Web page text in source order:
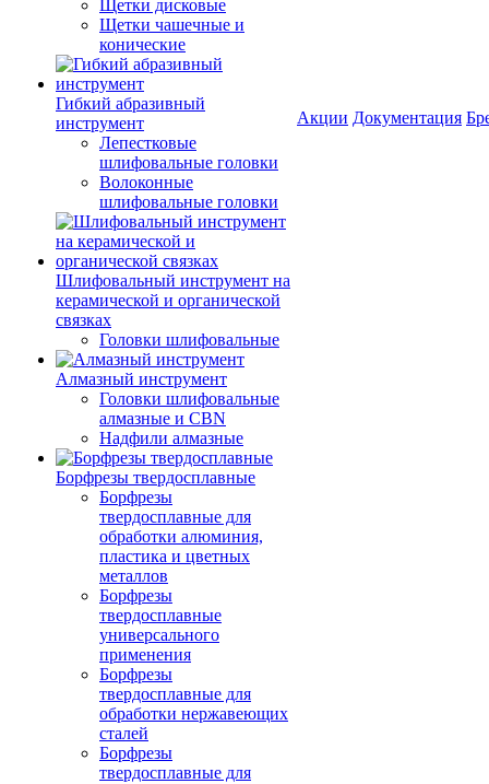
Щетки дисковые
Щетки чашечные и
конические
Гибкий абразивный
инструмент
Лепестковые
шлифовальные головки
Волоконные
шлифовальные головки
Шлифовальный инструмент на
керамической и органической
связках
Головки шлифовальные
Алмазный инструмент
Головки шлифовальные
алмазные и CBN
Надфили алмазные
Борфрезы твердосплавные
Борфрезы
твердосплавные для
обработки алюминия,
пластика и цветных
металлов
Борфрезы
твердосплавные
универсального
применения
Борфрезы
твердосплавные для
обработки нержавеющих
сталей
Борфрезы
твердосплавные для
Акции Документация